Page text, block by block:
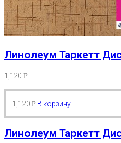
Линолеум Таркетт
1,120 Р
1,120 Р В корзину
Линолеум Таркетт